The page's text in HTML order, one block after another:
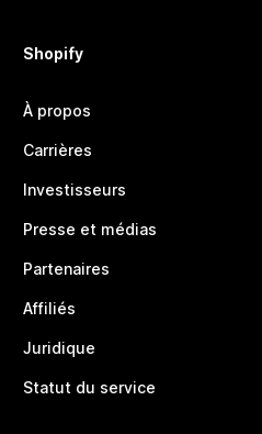
Shopify
À propos
Carrières
Investisseurs
Presse et médias
Partenaires
Affiliés
Juridique
Statut du service